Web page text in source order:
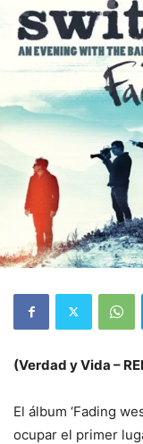
(Verdad y Vida –
El álbum ‘Fading
ocupar el primer